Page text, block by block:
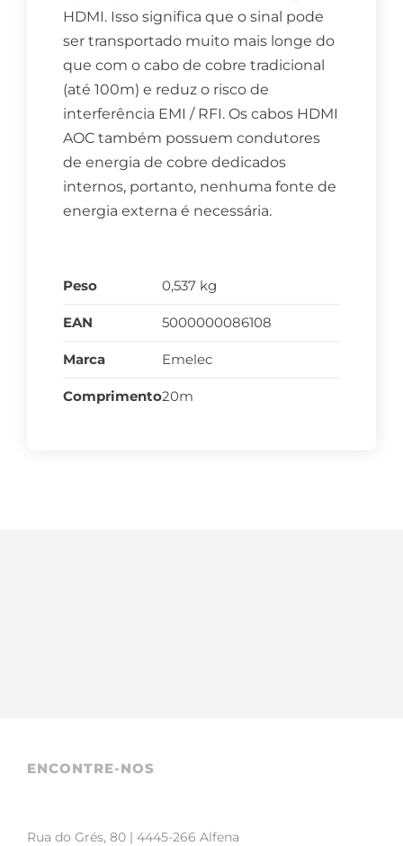
HDMI. Isso significa que o sinal pode
ser transportado muito mais longe do
que com o cabo de cobre tradicional
(até 100m) e reduz o risco de
interferência EMI / RFI. Os cabos HDMI
AOC também possuem condutores
de energia de cobre dedicados
internos, portanto, nenhuma fonte de
energia externa é necessária.
Peso 0,537 kg
EAN 5000000086108
Marca Emelec
Comprimento20m
ENCONTRE-NOS
Rua do Grés, 80 | 4445-266 Alfena